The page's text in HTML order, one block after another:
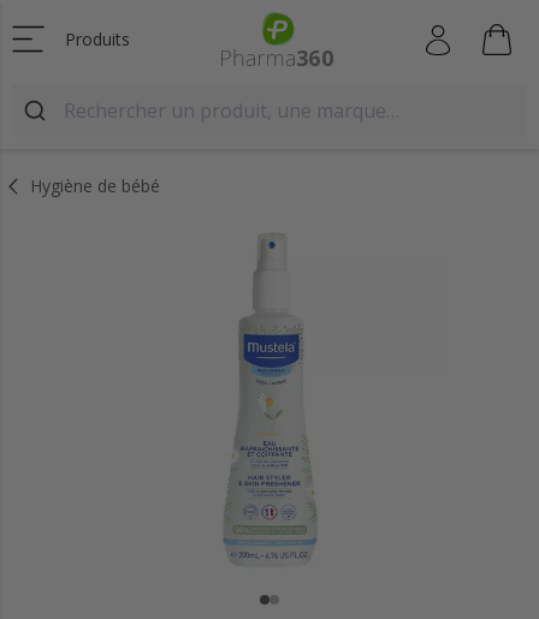
Produits
Hygiène de bébé